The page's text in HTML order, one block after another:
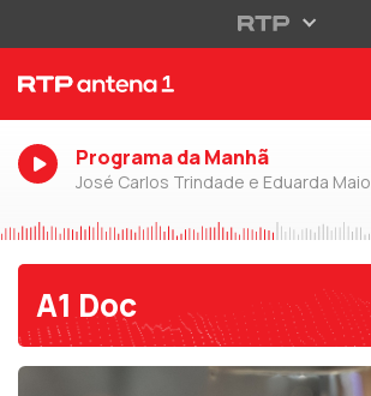
Programa da Manhã
José Carlos Trindade e Eduarda Maio
A1 Doc